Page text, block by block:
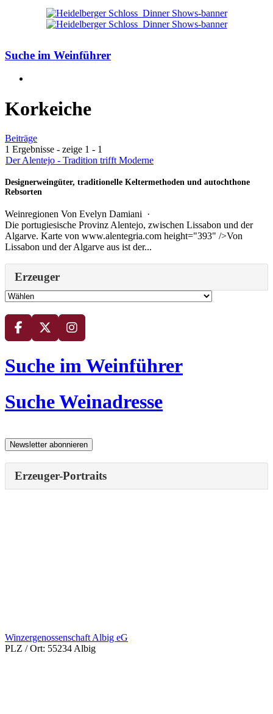
Suche im Weinführer
Korkeiche
Beiträge
1 Ergebnisse - zeige 1 - 1
Der Alentejo - Tradition trifft Moderne
Designerweingüter, traditionelle Keltermethoden und autochthone
Rebsorten
Weinregionen Von Evelyn Damiani ·
Die portugiesische Provinz Alentejo, zwischen Lissabon und der
Algarve. Karte von www.alentegria.com height="393" />Von
Lissabon und der Algarve aus ist der...
Erzeuger
Suche im Weinführer
Suche Weinadresse
Erzeuger-Portraits
Winzergenossenschaft Albig eG
PLZ / Ort: 55234 Albig